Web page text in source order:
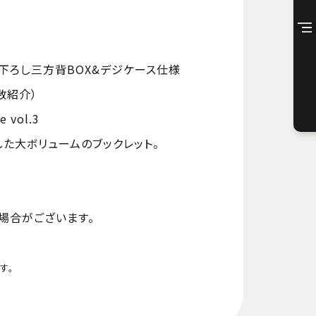
ろし三方背BOX&デジケース仕様
介）
vol.3
ボリュームのブックレット。
がございます。